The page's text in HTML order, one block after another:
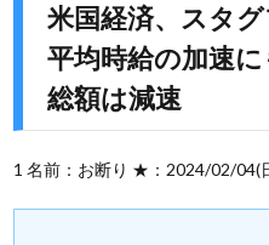
米国経済、スタ
平均時給の加速
総額は減速
1 名前：お断り ★：2024/02/04(